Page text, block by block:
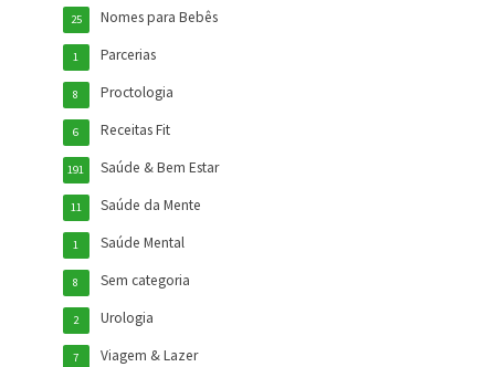
Nomes para Bebês
25
Parcerias
1
Proctologia
8
Receitas Fit
6
Saúde & Bem Estar
191
Saúde da Mente
11
Saúde Mental
1
Sem categoria
8
Urologia
2
Viagem & Lazer
7